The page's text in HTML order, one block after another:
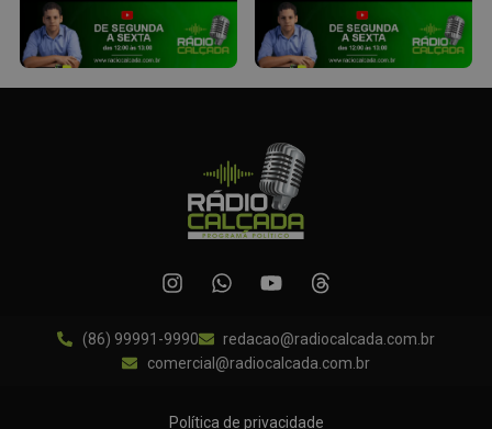
(86) 99991-9990
redacao@radiocalcada.com.br
comercial@radiocalcada.com.br
Política de privacidade